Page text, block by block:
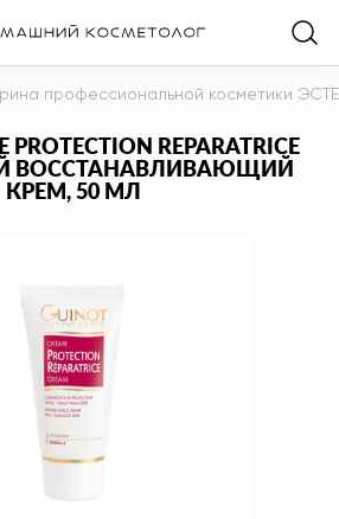
профессиональной косметики
PROTECTION REPARATRICE
ВОССТАНАВЛИВАЮЩИЙ
КРЕМ, 50 МЛ